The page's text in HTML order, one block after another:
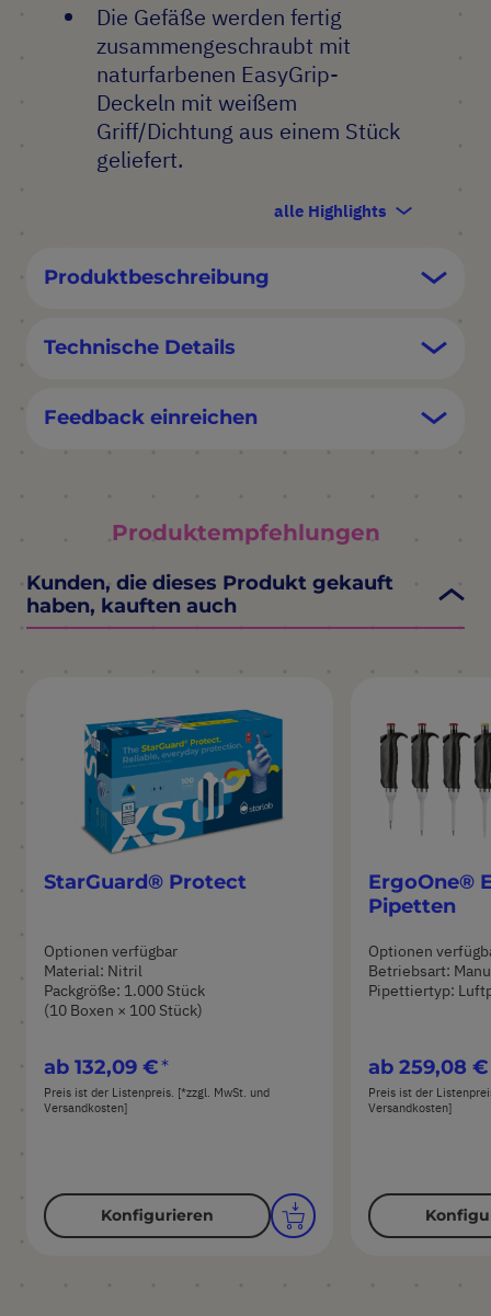
Die Gefäße werden fertig
zusammengeschraubt mit
naturfarbenen EasyGrip-
Deckeln mit weißem
Griff/Dichtung aus einem Stück
geliefert.
alle Highlights
Produktbeschreibung
Technische Details
Feedback einreichen
Produktempfehlungen
Kunden, die dieses Produkt gekauft
haben, kauften auch
StarGuard® Protect
Optionen verfügbar
Material: Nitril
Packgröße: 1.000 Stück
(10 Boxen × 100 Stück)
ab 132,09 €
Preis ist der Listenpreis. [*zzgl. MwSt. und
Versandkosten]
Konfigurieren
ErgoOne®
Pipetten
Optionen
Betriebsart:
Pipettiertyp:
ab 259,08 €
Preis ist der
Versandkosten]